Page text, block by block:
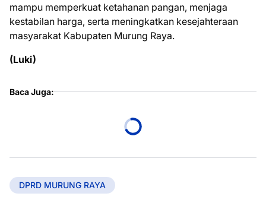
mampu memperkuat ketahanan pangan, menjaga
kestabilan harga, serta meningkatkan kesejahteraan
masyarakat Kabupaten Murung Raya.
(Luki)
Baca Juga:
DPRD MURUNG RAYA